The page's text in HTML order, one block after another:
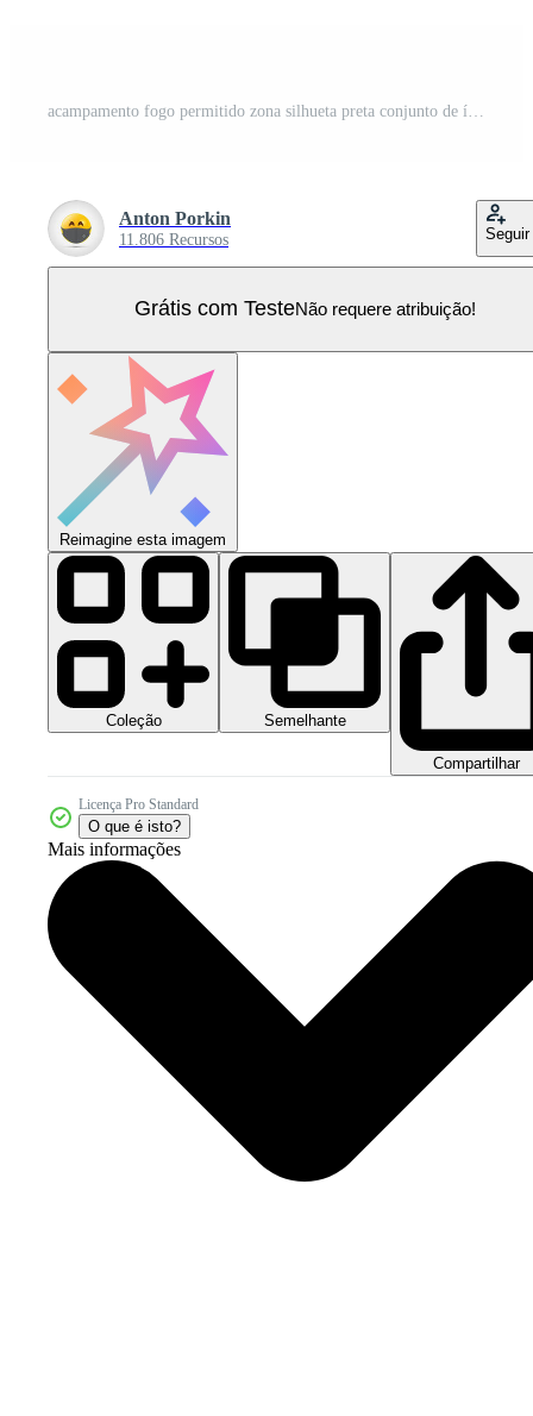
Anton Porkin
11.806 Recursos Seguir
Grátis com TesteNão requere atribuição!
Reimagine esta imagem
Coleção Semelhante
Compartilhar
Licença Pro Standard
O que é isto?
Mais informações